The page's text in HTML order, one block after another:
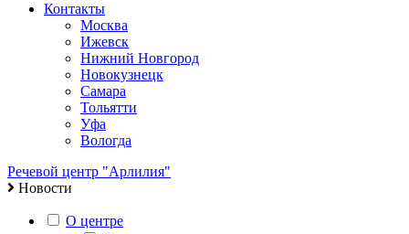
Контакты
Москва
Ижевск
Нижний Новгород
Новокузнецк
Самара
Тольятти
Уфа
Вологда
Речевой центр "Арлилия"
Новости
О центре